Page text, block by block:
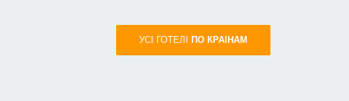
УСI ГОТЕЛІ ПО КРАIНАМ